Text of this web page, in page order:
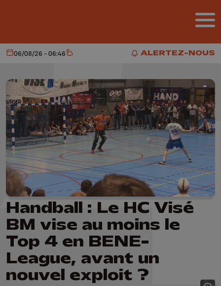
ALERTEZ-NOUS
ALERTEZ-NOUS
Aujourd'hui
06/08/26 - 06:46 Météo
Handball : Le HC Visé
BM vise au moins le
Top 4 en BENE-
League, avant un
nouvel exploit ?